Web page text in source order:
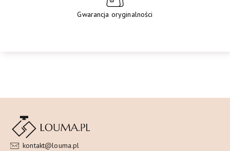
Gwarancja oryginalności
kontakt@louma.pl